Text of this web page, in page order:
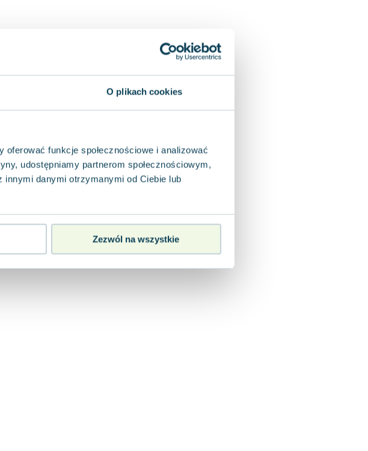
O plikach cookies
funkcje społecznościowe i analizować
udostępniamy partnerom społecznościowym,
danymi otrzymanymi od Ciebie lub
Zezwól na wszystkie